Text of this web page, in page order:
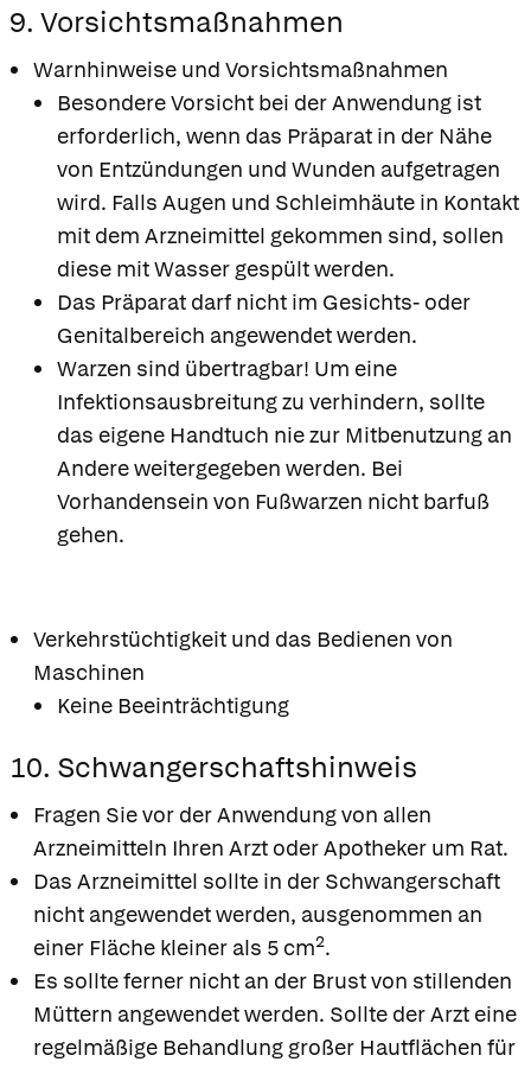
9. Vorsichtsmaßnahmen
Warnhinweise und Vorsichtsmaßnahmen
Besondere Vorsicht bei der Anwendung ist
erforderlich, wenn das Präparat in der Nähe
von Entzündungen und Wunden aufgetragen
wird. Falls Augen und Schleimhäute in Kontakt
mit dem Arzneimittel gekommen sind, sollen
diese mit Wasser gespült werden.
Das Präparat darf nicht im Gesichts- oder
Genitalbereich angewendet werden.
Warzen sind übertragbar! Um eine
Infektionsausbreitung zu verhindern, sollte
das eigene Handtuch nie zur Mitbenutzung an
Andere weitergegeben werden. Bei
Vorhandensein von Fußwarzen nicht barfuß
gehen.
Verkehrstüchtigkeit und das Bedienen von
Maschinen
Keine Beeinträchtigung
10. Schwangerschaftshinweis
Fragen Sie vor der Anwendung von allen
Arzneimitteln Ihren Arzt oder Apotheker um Rat.
Das Arzneimittel sollte in der Schwangerschaft
nicht angewendet werden, ausgenommen an
einer Fläche kleiner als 5 cm2.
Es sollte ferner nicht an der Brust von stillenden
Müttern angewendet werden. Sollte der Arzt eine
regelmäßige Behandlung großer Hautflächen für